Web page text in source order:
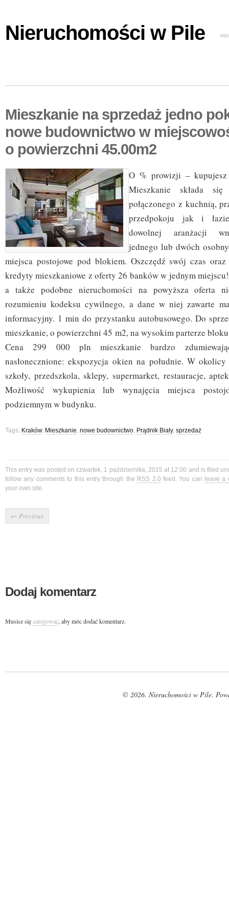
Nieruchomości w Pile
Mieszkanie na sprzedaż jedno
nowe budownictwo w
o powierzchni 45.00m2
O % prowizji –
Mieszkanie składa
połączonego z kuchnią,
przedpokoju jak i
dowolnej aranżacji
jednego lub dwóch
miejsca postojowe pod blokiem. Oszczędź swój czas oraz
kredyty mieszkaniowe z oferty 26 banków w jednym
a także podobne nieruchomości na powyższa oferta
rozumieniu kodeksu cywilnego, a dane w niej zawarte
informacyjny. 1 min do przystanku autobusowego. Do
mieszkanie, o powierzchni 45 m2, na wysokim parterze
Cena 299 000 pln mieszkanie bardzo
nasłonecznione: ekspozycja okien na południe. W
szkoły, przedszkola, sklepy, supermarket, restauracje,
Możliwość wykupienia lub wynajęcia miejsca
podziemnym w budynku.
Tags: Kraków, Mieszkanie, nowe budownictwo, Prądnik Biały, sprzedaż
This entry was posted on czwartek, 1 października, 2015 at 12:00 and is filed
follow any comments to this entry through the RSS 2.0 feed. You can leave a
your own site.
← Previous
Dodaj komentarz
Musisz sięzalogować, aby móc dodać komentarz.
© 2026. Nieruchomości w Pile.